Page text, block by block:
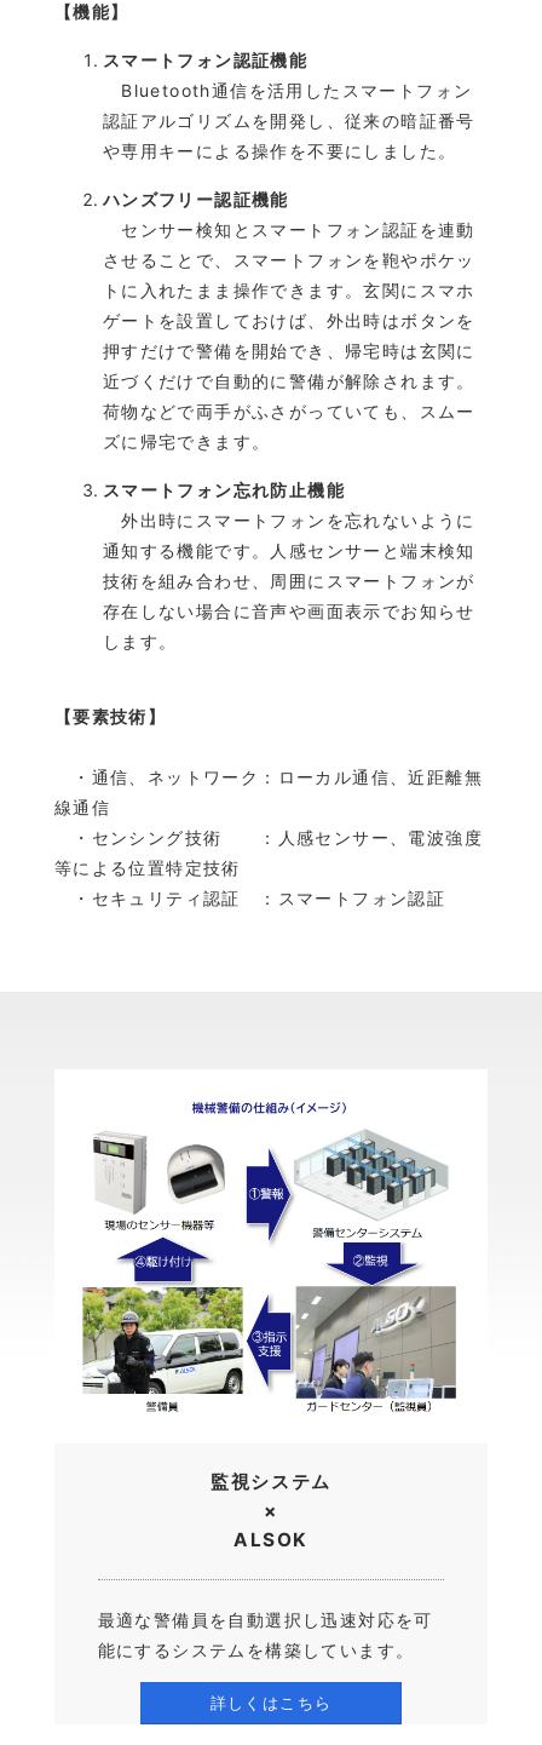
【機能】
スマートフォン認証機能
Bluetooth通信を活用したスマートフォン
認証アルゴリズムを開発し、従来の暗証番号
や専用キーによる操作を不要にしました。
ハンズフリー認証機能
センサー検知とスマートフォン認証を連動
させることで、スマートフォンを鞄やポケッ
トに入れたまま操作できます。玄関にスマホ
ゲートを設置しておけば、外出時はボタンを
押すだけで警備を開始でき、帰宅時は玄関に
近づくだけで自動的に警備が解除されます。
荷物などで両手がふさがっていても、スムー
ズに帰宅できます。
スマートフォン忘れ防止機能
外出時にスマートフォンを忘れないように
通知する機能です。人感センサーと端末検知
技術を組み合わせ、周囲にスマートフォンが
存在しない場合に音声や画面表示でお知らせ
します。
【要素技術】
・通信、ネットワーク：ローカル通信、近距離無
線通信
・センシング技術 ：人感センサー、電波強度
等による位置特定技術
・セキュリティ認証 ：スマートフォン認証
監視システム
×
ALSOK
最適な警備員を自動選択し迅速対応を可
能にするシステムを構築しています。
詳しくはこちら